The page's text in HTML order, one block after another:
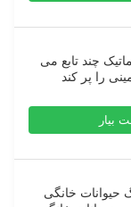
تابع می
پر کند
خانگی